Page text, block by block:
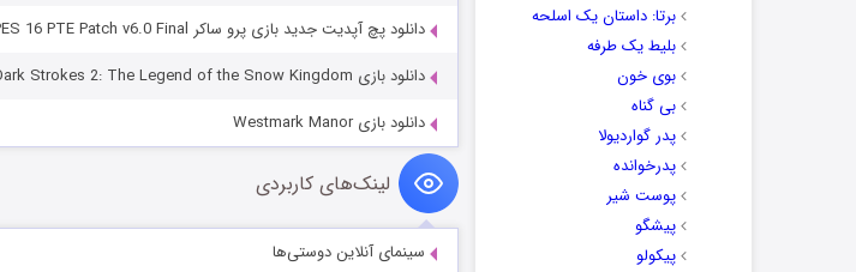
برتا: داستان یک اسلحه
بلیط یک‌‌ طرفه
بوی خون
بی گناه
پدر گواردیولا
پدرخوانده
پوست شیر
پیشگو
پیکولو
دانلود پچ آپدیت جدید بازی پرو ساکر PES 16 PTE Patch v6.0 Final
دانلود بازی Dark Strokes 2: The Legend of the Snow Kingdom
دانلود بازی Westmark Manor
لینک‌های کاربردی
سینمای آنلاین دوستی‌ها